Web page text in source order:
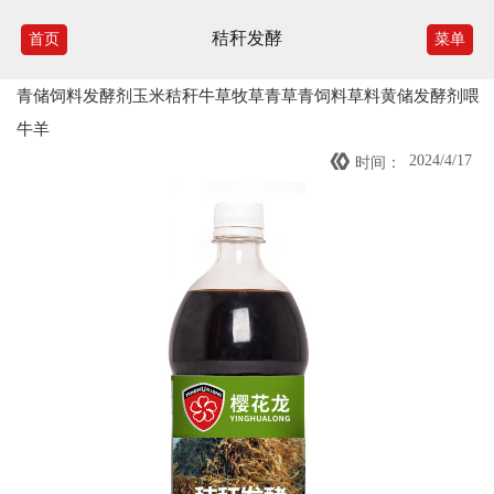
首页 秸秆发酵 菜单
青储饲料发酵剂玉米秸秆牛草牧草青草青饲料草料黄储发酵剂喂
牛羊
 时间： 2024/4/17